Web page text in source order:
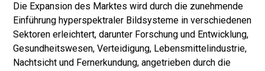
Die Expansion des Marktes wird durch die zunehmende
Einführung hyperspektraler Bildsysteme in verschiedenen
Sektoren erleichtert, darunter Forschung und Entwicklung,
Gesundheitswesen, Verteidigung, Lebensmittelindustrie,
Nachtsicht und Fernerkundung, angetrieben durch die